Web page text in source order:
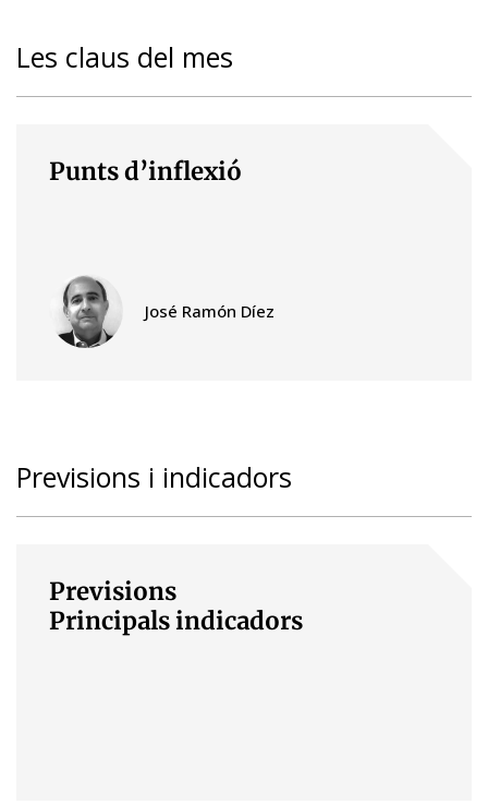
Les claus del mes
Punts d’inflexió
José Ramón Díez
Previsions i indicadors
Previsions
Principals indicadors